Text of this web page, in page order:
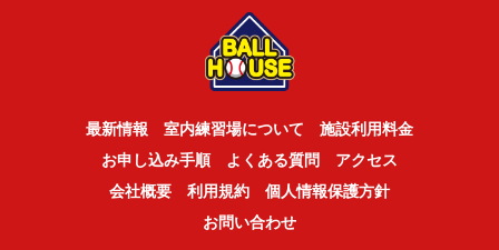
最新情報 室内練習場について
施設利用料金
お申し込み手順
よくある質問
アクセス
会社概要
利用規約
個人情報保護方針
お問い合わせ